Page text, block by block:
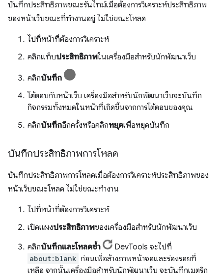
บันทึกประสิทธิภาพขณะรันไทม์เมื่อต้องการวิเคราะห์ประสิทธิภาพ
ของหน้าเว็บขณะที่ทำงานอยู่ ไม่ใช่ขณะโหลด
ไปที่หน้าที่ต้องการวิเคราะห์
คลิกแท็บประสิทธิภาพในเครื่องมือสำหรับนักพัฒนาเว็บ
คลิกบันทึก
โต้ตอบกับหน้าเว็บ เครื่องมือสำหรับนักพัฒนาเว็บจะบันทึก
กิจกรรมทั้งหมดในหน้าที่เกิดขึ้นจากการโต้ตอบของคุณ
คลิกบันทึกอีกครั้งหรือคลิกหยุดเพื่อหยุดบันทึก
บันทึกประสิทธิภาพการโหลด
บันทึกประสิทธิภาพการโหลดเมื่อต้องการวิเคราะห์ประสิทธิภาพของ
หน้าเว็บขณะโหลด ไม่ใช่ขณะทำงาน
ไปที่หน้าที่ต้องการวิเคราะห์
เปิดแผงประสิทธิภาพของเครื่องมือสำหรับนักพัฒนาเว็บ
คลิกบันทึกและโหลดซ้ำ DevTools จะไปที่
about:blank ก่อนเพื่อล้างภาพหน้าจอและร่องรอยที่
เหลือ จากนั้นเครื่องมือสำหรับนักพัฒนาเว็บ จะบันทึกเมตริก